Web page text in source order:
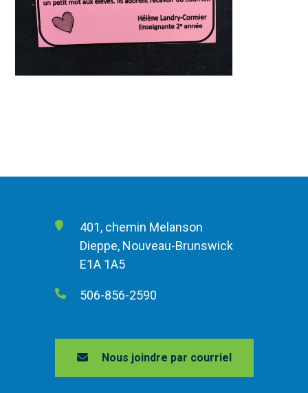
401, chemin Melanson
Dieppe, Nouveau-Brunswick
E1A 1A5
506-856-2590
Nous joindre par courriel